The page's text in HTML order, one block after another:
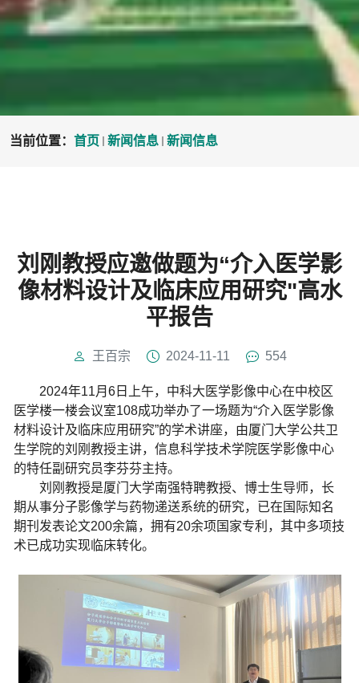
当前位置： 首页 新闻信息 新闻信息
刘刚教授应邀做题为“介入医学影
像材料设计及临床应用研究"高水
平报告
王百宗 2024-11-11 554
2024年11月 6 日上午，中科大医学影像中心在中校区
医学楼一楼会议室108成功举办了一场题为“介入医学影像
材料设计及临床应用研究”的学术讲座，由厦门大学公共卫
生学院的刘刚教授主讲，信息科学技术学院医学影像中心
的特任副研究员李芬芬主持。
刘刚教授是厦门大学南强特聘教授、博士生导师，长
期从事分子影像学与药物递送系统的研究，已在国际知名
期刊发表论文200余篇，拥有20余项国家专利，其中多项技
术已成功实现临床转化。